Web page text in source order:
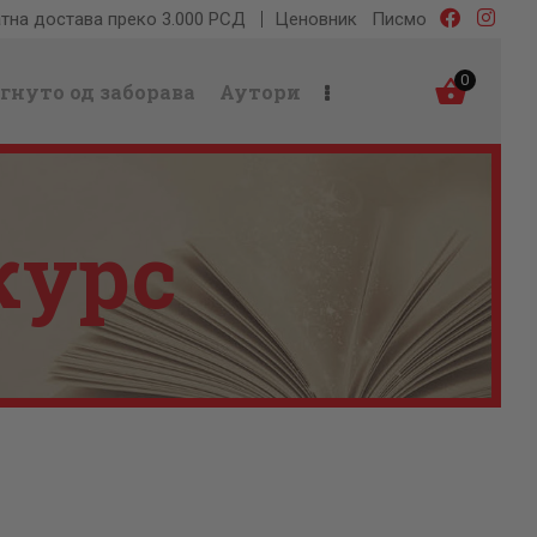
достава преко 3.000 РСД Ценовник Писмо
од заборава Аутори 0